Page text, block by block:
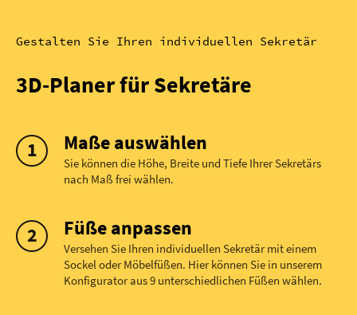
Gestalten Sie Ihren individuellen Sekretär
3D-Planer für Sekretäre
Maße auswählen
Sie können die Höhe, Breite und Tiefe Ihrer Sekretärs
nach Maß frei wählen.
Füße anpassen
Versehen Sie Ihren individuellen Sekretär mit einem
Sockel oder Möbelfüßen. Hier können Sie in unserem
Konfigurator aus 9 unterschiedlichen Füßen wählen.